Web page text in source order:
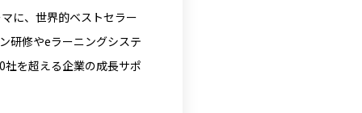
に、世界的ベストセラー
研修やeラーニングシステ
を超える企業の成長サポ